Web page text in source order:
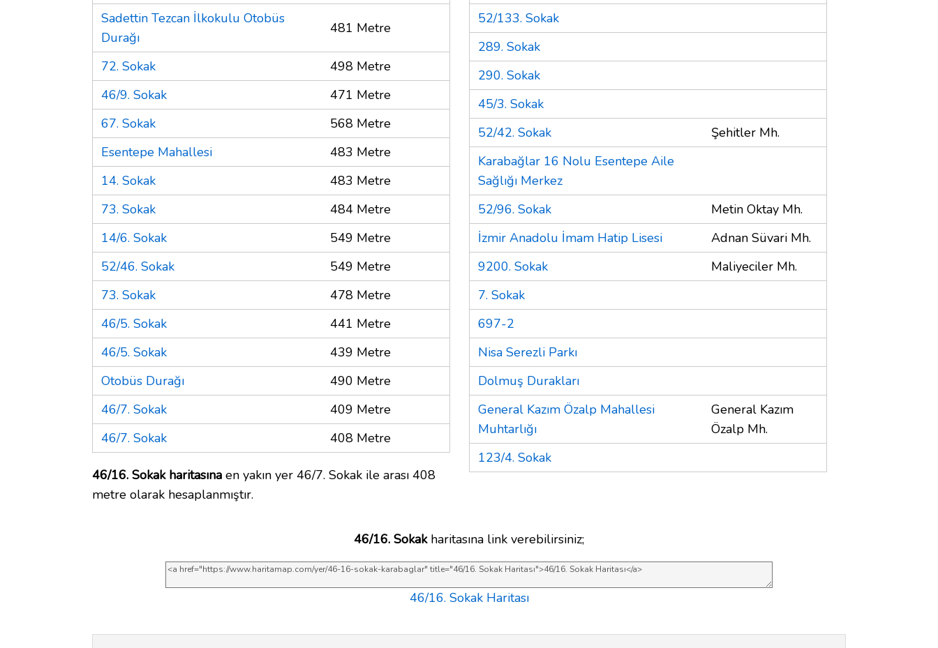
Sadettin Tezcan İlkokulu Otobüs
Durağı
481 Metre
72. Sokak
498 Metre
46/9. Sokak
471 Metre
67. Sokak
568 Metre
Esentepe Mahallesi
483 Metre
14. Sokak
483 Metre
73. Sokak
484 Metre
14/6. Sokak
549 Metre
52/46. Sokak
549 Metre
73. Sokak
478 Metre
46/5. Sokak
441 Metre
46/5. Sokak
439 Metre
Otobüs Durağı
490 Metre
46/7. Sokak
409 Metre
46/7. Sokak
408 Metre
46/16. Sokak haritasına en yakın yer 46/7. Sokak ile arası 408
metre olarak hesaplanmıştır.
52/133. Sokak
289. Sokak
290. Sokak
45/3. Sokak
52/42. Sokak
Şehitler Mh.
Karabağlar 16 Nolu Esentepe Aile
Sağlığı Merkez
52/96. Sokak
Metin Oktay Mh.
İzmir Anadolu İmam Hatip Lisesi
Adnan Süvari Mh.
9200. Sokak
Maliyeciler Mh.
7. Sokak
697-2
Nisa Serezli Parkı
Dolmuş Durakları
General Kazım Özalp Mahallesi
Muhtarlığı
General Kazım
Özalp Mh.
123/4. Sokak
46/16. Sokakharitasına link verebilirsiniz;
46/16. Sokak Haritası